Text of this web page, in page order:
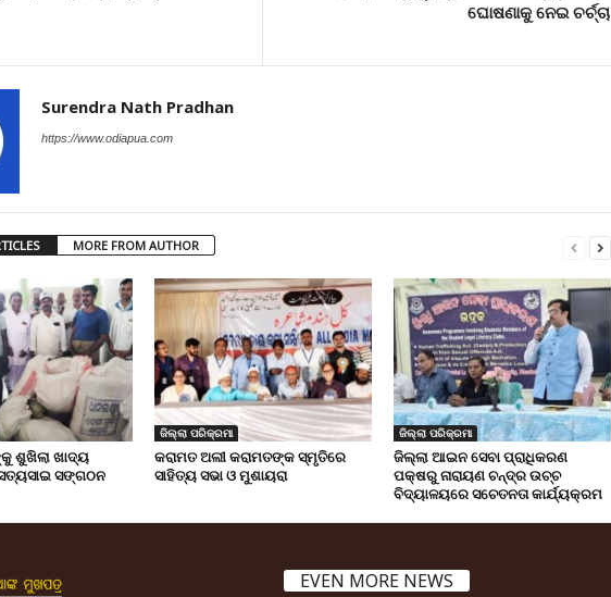
ଘୋଷଣାକୁ ନେଇ ଚର୍ଚ୍ଚା
Surendra Nath Pradhan
https://www.odiapua.com
MORE FROM AUTHOR
ଶୁଖିଲା ଖାଦ୍ୟ
ସଙ୍ଗଠନ
ଜିଲ୍ଲା ପରିକ୍ରମା
କରାମତ ଅଲୀ କରାମତଙ୍କ ସ୍ମୃତିରେ
ସାହିତ୍ୟ ସଭା ଓ ମୁଶାୟରା
ଜିଲ୍ଲା ପରିକ୍ରମା
ଜିଲ୍ଲା ଆଇନ ସେବା ପ୍ରାଧିକରଣ
ପକ୍ଷରୁ ନାରାୟଣ ଚନ୍ଦ୍ର ଉଚ୍ଚ
ବିଦ୍ୟାଳୟରେ ସଚେତନତା କାର୍ଯ୍ୟକ୍ରମ
EVEN MORE NEWS